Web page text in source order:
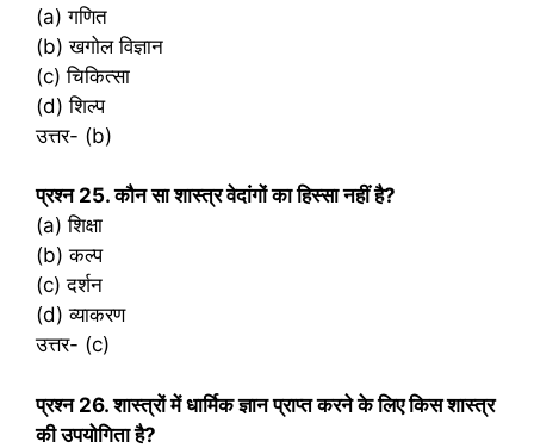
(a) गणित
(b) खगोल विज्ञान
(c) चिकित्सा
(d) शिल्प
उत्तर- (b)
प्रश्‍न 25. कौन सा शास्त्र वेदांगों का हिस्सा नहीं है?
(a) शिक्षा
(b) कल्प
(c) दर्शन
(d) व्याकरण
उत्तर- (c)
प्रश्‍न 26. शास्त्रों में धार्मिक ज्ञान प्राप्त करने के लिए किस शास्त्र
की उपयोगिता है?